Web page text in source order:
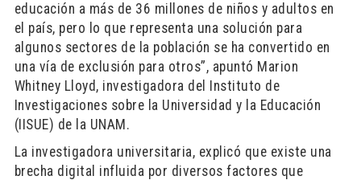
educación a más de 36 millones de niños y adultos en
el país, pero lo que representa una solución para
algunos sectores de la población se ha convertido en
una vía de exclusión para otros”, apuntó Marion
Whitney Lloyd, investigadora del Instituto de
Investigaciones sobre la Universidad y la Educación
(IISUE) de la UNAM.
La investigadora universitaria, explicó que existe una
brecha digital influida por diversos factores que